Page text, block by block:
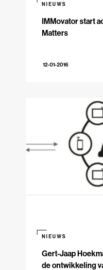
IMMovator start
Matters
NIEUWS
12-01-2016
Gert-Jaap
de ontwikkeling
NIEUWS